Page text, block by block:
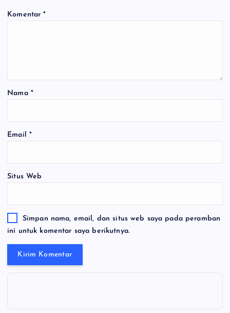
Komentar*
Nama *
Email *
Situs Web
Simpan nama, email, dan situs web saya pada peramban
ini untuk komentar saya berikutnya.